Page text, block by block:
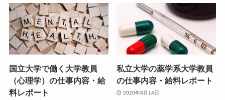
国立大学で働く大学教員
（心理学）の仕事内容・給
料レポート
私立大学の薬学系大学教員
の仕事内容・給料レポート
2020年8月14日